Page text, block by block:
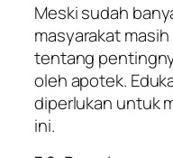
Meski sudah
masyarakat
tentang
oleh apotek.
diperlukan untuk
ini.